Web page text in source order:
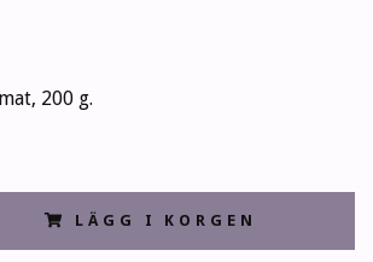
200 g.
LÄGG I KORGEN